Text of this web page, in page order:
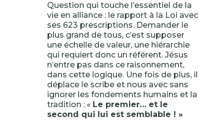
Question qui touche l’essentiel de la
vie en alliance : le rapport à la Loi avec
ses 623 prescriptions. Demander le
plus grand de tous, c’est supposer
une échelle de valeur, une hiérarchie
qui requiert donc un référent. Jésus
n’entre pas dans ce raisonnement,
dans cette logique. Une fois de plus, il
déplace le scribe et nous avec sans
ignorer les fondements humains et la
tradition : « Le premier… et le
second qui lui est semblable ! »